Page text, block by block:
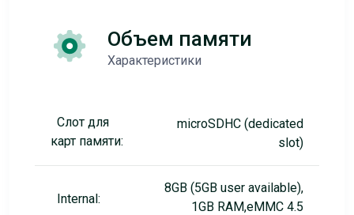
Объем памяти
Характеристики
Слот для
карт памяти:
microSDHC (dedicated
slot)
Internal:
8GB (5GB user available),
1GB RAM,eMMC 4.5